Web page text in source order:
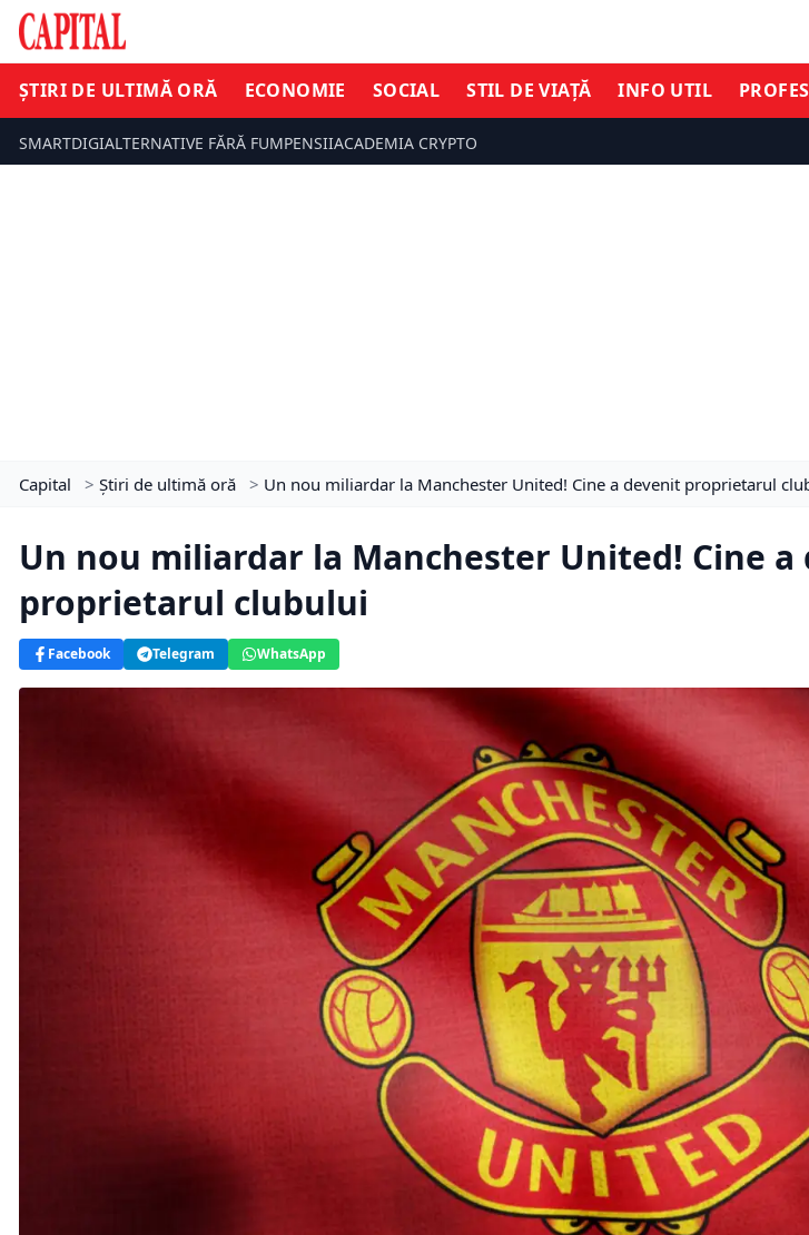
ȘTIRI DE ULTIMĂ ORĂ ECONOMIE SOCIAL STIL DE VIAȚĂ INFO UTIL
SMARTDIGIALTERNATIVE FĂRĂ FUMPENSIIACADEMIA CRYPTO
Capital > Știri de ultimă oră > Un nou miliardar la Manchester United! Cine a devenit proprietarul
Un nou miliardar la Manchester United! Cine a
proprietarul clubului
Facebook Telegram WhatsApp